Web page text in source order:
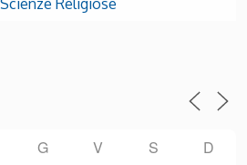
Religiose
G V S D